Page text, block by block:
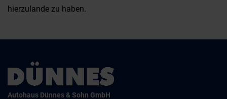
hierzulande zu haben.
Autohaus Dünnes & Sohn GmbH